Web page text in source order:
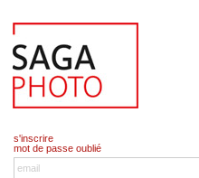
s'inscrire
mot de passe oublié